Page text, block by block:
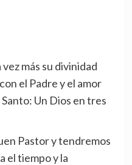
más su divinidad
el Padre y el amor
Un Dios en tres
Pastor y tendremos
el tiempo y la